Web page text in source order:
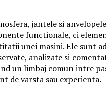
jantele si
functionale, ci
unei masini. Ele sunt
analizate si
un limbaj comun intre
de varsta sau experienta.